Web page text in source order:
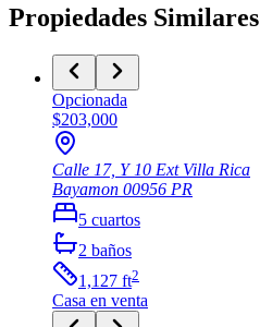
Propiedades Similares
Opcionada
$203,000
Calle 17, Y 10 Ext Villa Rica
Bayamon 00956 PR
5 cuartos
2 baños
1,127 ft2
Casa en venta